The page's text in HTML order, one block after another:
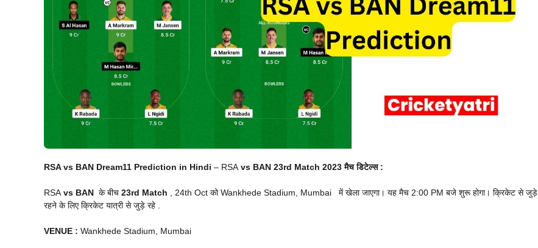
RSA vs BAN Dream11 Prediction in Hindi – RSAvs BAN 23rd Match 2023 मैच डिटेल्स :
RSAvs BAN के बीच 23rd Match , 24th Oct को Wankhede Stadium, Mumbai में खेला जाएगा। यह मैच 2:00 PM बजे शुरू होगा। क्रिकेट से जुड़े
रहने के लिए क्रिकेट यात्री से जुड़े रहे .
VENUE : Wankhede Stadium, Mumbai